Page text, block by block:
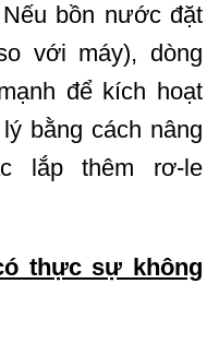
bồn nước đặt
với máy), dòng
để kích hoạt
bằng cách nâng
lắp thêm rơ-le
thực sự không